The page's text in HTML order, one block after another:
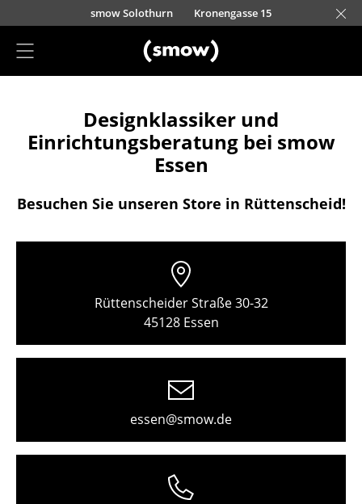
Direkt zum Inhaltsmow Solothurn Kronengasse 15
Einrichtungsberatung
Frankfurt
Hannover
Designklassiker und
Einrichtungsberatung bei smow
Essen
Besuchen Sie unseren Store in Rüttenscheid!
Rüttenscheider Straße 30-32
45128 Essen
essen@smow.de